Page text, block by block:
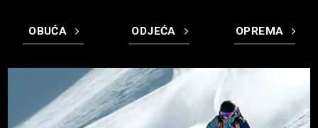
OBUĆA ODJEĆA OPREMA